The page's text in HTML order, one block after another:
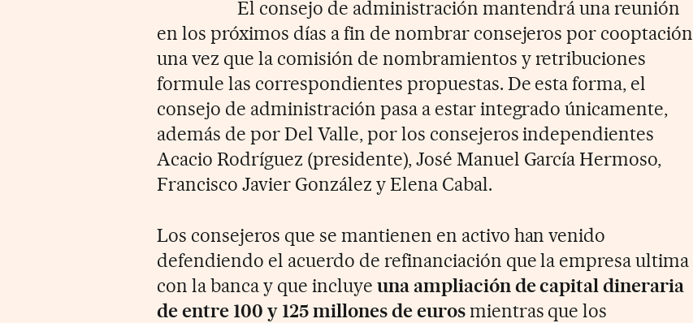
El consejo de administración mantendrá una reunión
en los próximos días a fin de nombrar consejeros por cooptación
una vez que la comisión de nombramientos y retribuciones
formule las correspondientes propuestas. De esta forma, el
consejo de administración pasa a estar integrado únicamente,
además de por Del Valle, por los consejeros independientes
Acacio Rodríguez (presidente), José Manuel García Hermoso,
Francisco Javier González y Elena Cabal.
Los consejeros que se mantienen en activo han venido
defendiendo el acuerdo de refinanciación que la empresa ultima
con la banca y que incluye una ampliación de capital dineraria
de entre 100 y 125 millones de eurosmientras que los